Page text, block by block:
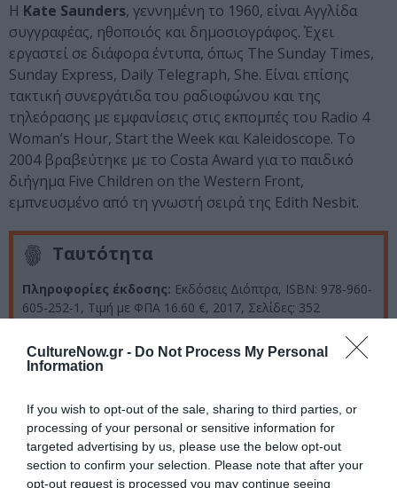
CultureNow.gr - Do Not Process My Personal
Information
If you wish to opt-out of the sale, sharing to third parties, or
processing of your personal or sensitive information for
targeted advertising by us, please use the below opt-out
section to confirm your selection. Please note that after your
opt-out request is processed you may continue seeing
Η Kate Saunders, γεννημένη το 1960, είναι Αγγλίδα
συγγραφέας, ηθοποιός και δημοσιογράφος. Έχει
εργαστεί σε διάφορα έντυπα, όπως The Sunday Times,
Sunday Express, Daily Telegraph, She. Είναι επίσης
τακτική συνεργάτιδα του ραδιοφώνου και της
τηλεόρασης με εμφανίσεις στις εκπομπές του Radio 4
Woman’s Hour, Start the Week και Kaleidoscope. To
2004 βραβεύτηκε με το Costa Award για το παιδικό
διήγημα Five Children on the Western Front,
εμπνευσμένο από τη γνωστή σειρά της Edith Nesbit.
Ταυτότητα
Πληροφορίες έκδοσης: Εκδόσεις Διόπτρα, ISBN: 978-960-
605-252-1, Τιμή με ΦΠΑ 16.60 €, 2017, Σελίδες: 352
Ακολουθήστε το Culturenow.gr στοGoogle News και
Δείτε όλα τατελευταία νέαγια την Τέχνη και τον
Πολιτισμό στοCulturenow.gr